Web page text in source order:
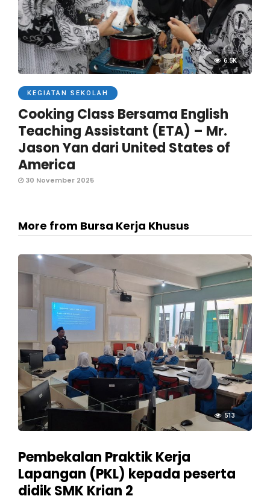
6.5K
KEGIATAN SEKOLAH
Cooking Class Bersama English
Teaching Assistant (ETA) – Mr.
Jason Yan dari United States of
America
30 November 2025
More from Bursa Kerja Khusus
513
Pembekalan Praktik Kerja
Lapangan (PKL) kepada peserta
didik SMK Krian 2